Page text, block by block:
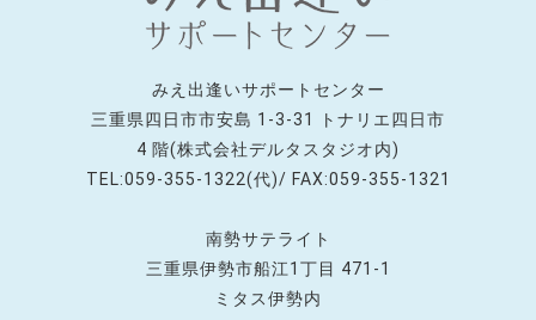
みえ出逢いサポートセンター
三重県四日市市安島 1-3-31 トナリエ四日市
4 階(株式会社デルタスタジオ内)
TEL:059-355-1322(代)/ FAX:059-355-1321
南勢サテライト
三重県伊勢市船江1丁目 471-1
ミタス伊勢内